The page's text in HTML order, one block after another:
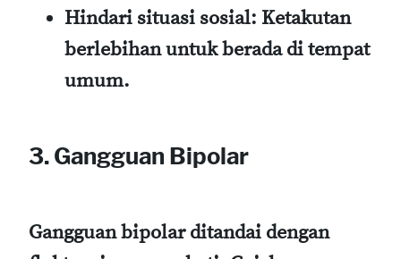
Hindari situasi sosial: Ketakutan
berlebihan untuk berada di tempat
umum.
3. Gangguan Bipolar
Gangguan bipolar ditandai dengan